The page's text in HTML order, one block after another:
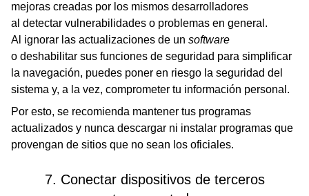
mejoras creadas por los mismos desarrolladores
al detectar vulnerabilidades o problemas en general.
Al ignorar las actualizaciones de un software
o deshabilitar sus funciones de seguridad para simplificar
la navegación, puedes poner en riesgo la seguridad del
sistema y, a la vez, comprometer tu información personal.
Por esto, se recomienda mantener tus programas
actualizados y nunca descargar ni instalar programas que
provengan de sitios que no sean los oficiales.
7. Conectar dispositivos de terceros